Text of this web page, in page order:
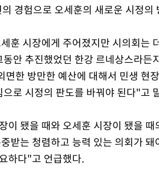
경험으로 오세훈의 새로운 시정
훈 시장에게 주어졌지만 시의회는
안 추진했었던 한강 르네상스라든
면한 방만한 예산에 대해서 민생 현
로 시정의 판도를 바꿔야 된다"고
이 됐을 때와 오세훈 시장이 됐을
받는 청렴하고 능력 있는 의회가
하다"고 언급했다.